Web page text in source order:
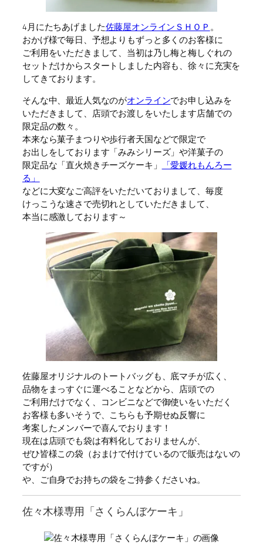
4月にたちあげました佐藤屋オンラインＳＨＯＰ 。
おかげ様で毎日、予想よりもずっと多くのお客様に
ご利用をいただきまして、当初は乃し梅と梅しぐれの
セットだけからスタートしました内容も、徐々に充実を
してきております。
そんな中、最近人気なのがオンラインでお申し込みを
いただきまして、店頭でお渡しをいたします店舗での
限定品の数々。
本来なら菓子まつりや歩行者天国などで限定で
お出しをしております「みみシリーズ」や洋菓子の
限定品な「直火焼きチーズケーキ」
「愛媛れもんろー
る」
などに大変なご高評をいただいておりまして、毎度
けっこうな速さで売切れとしていただきまして、
本当に感激しております～
佐藤屋オリジナルのトートバッグも、底マチが広く、
品物をまっすぐに運べることなどから、店頭での
ご利用だけでなく、コンビニなどで御使いをいただく
お客様も多いそうで、こちらも予期せぬ反響に
考案したメンバーで喜んでおります！
現在は店頭でも袋は有料化しておりませんが、
ぜひ皆様この袋（おまけで付けているので販売はないの
ですが）
や、ご自身でお持ちの袋をご持参くださいね。
佐々木様専用「さくらんぼケーキ」